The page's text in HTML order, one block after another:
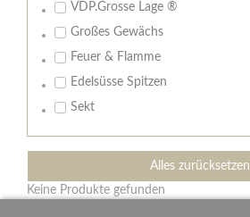
VDP.Grosse Lage ®
Großes Gewächs
Feuer & Flamme
Edelsüsse Spitzen
Sekt
Alles zurücksetzen
Keine Produkte gefunden